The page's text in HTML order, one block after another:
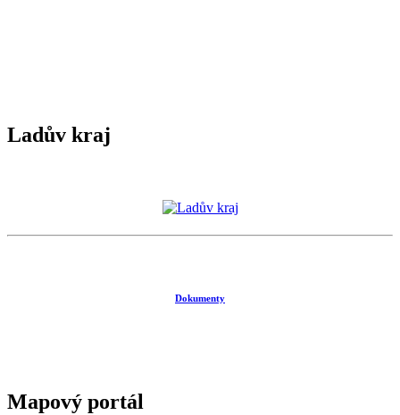
Ladův kraj
Dokumenty
Mapový portál